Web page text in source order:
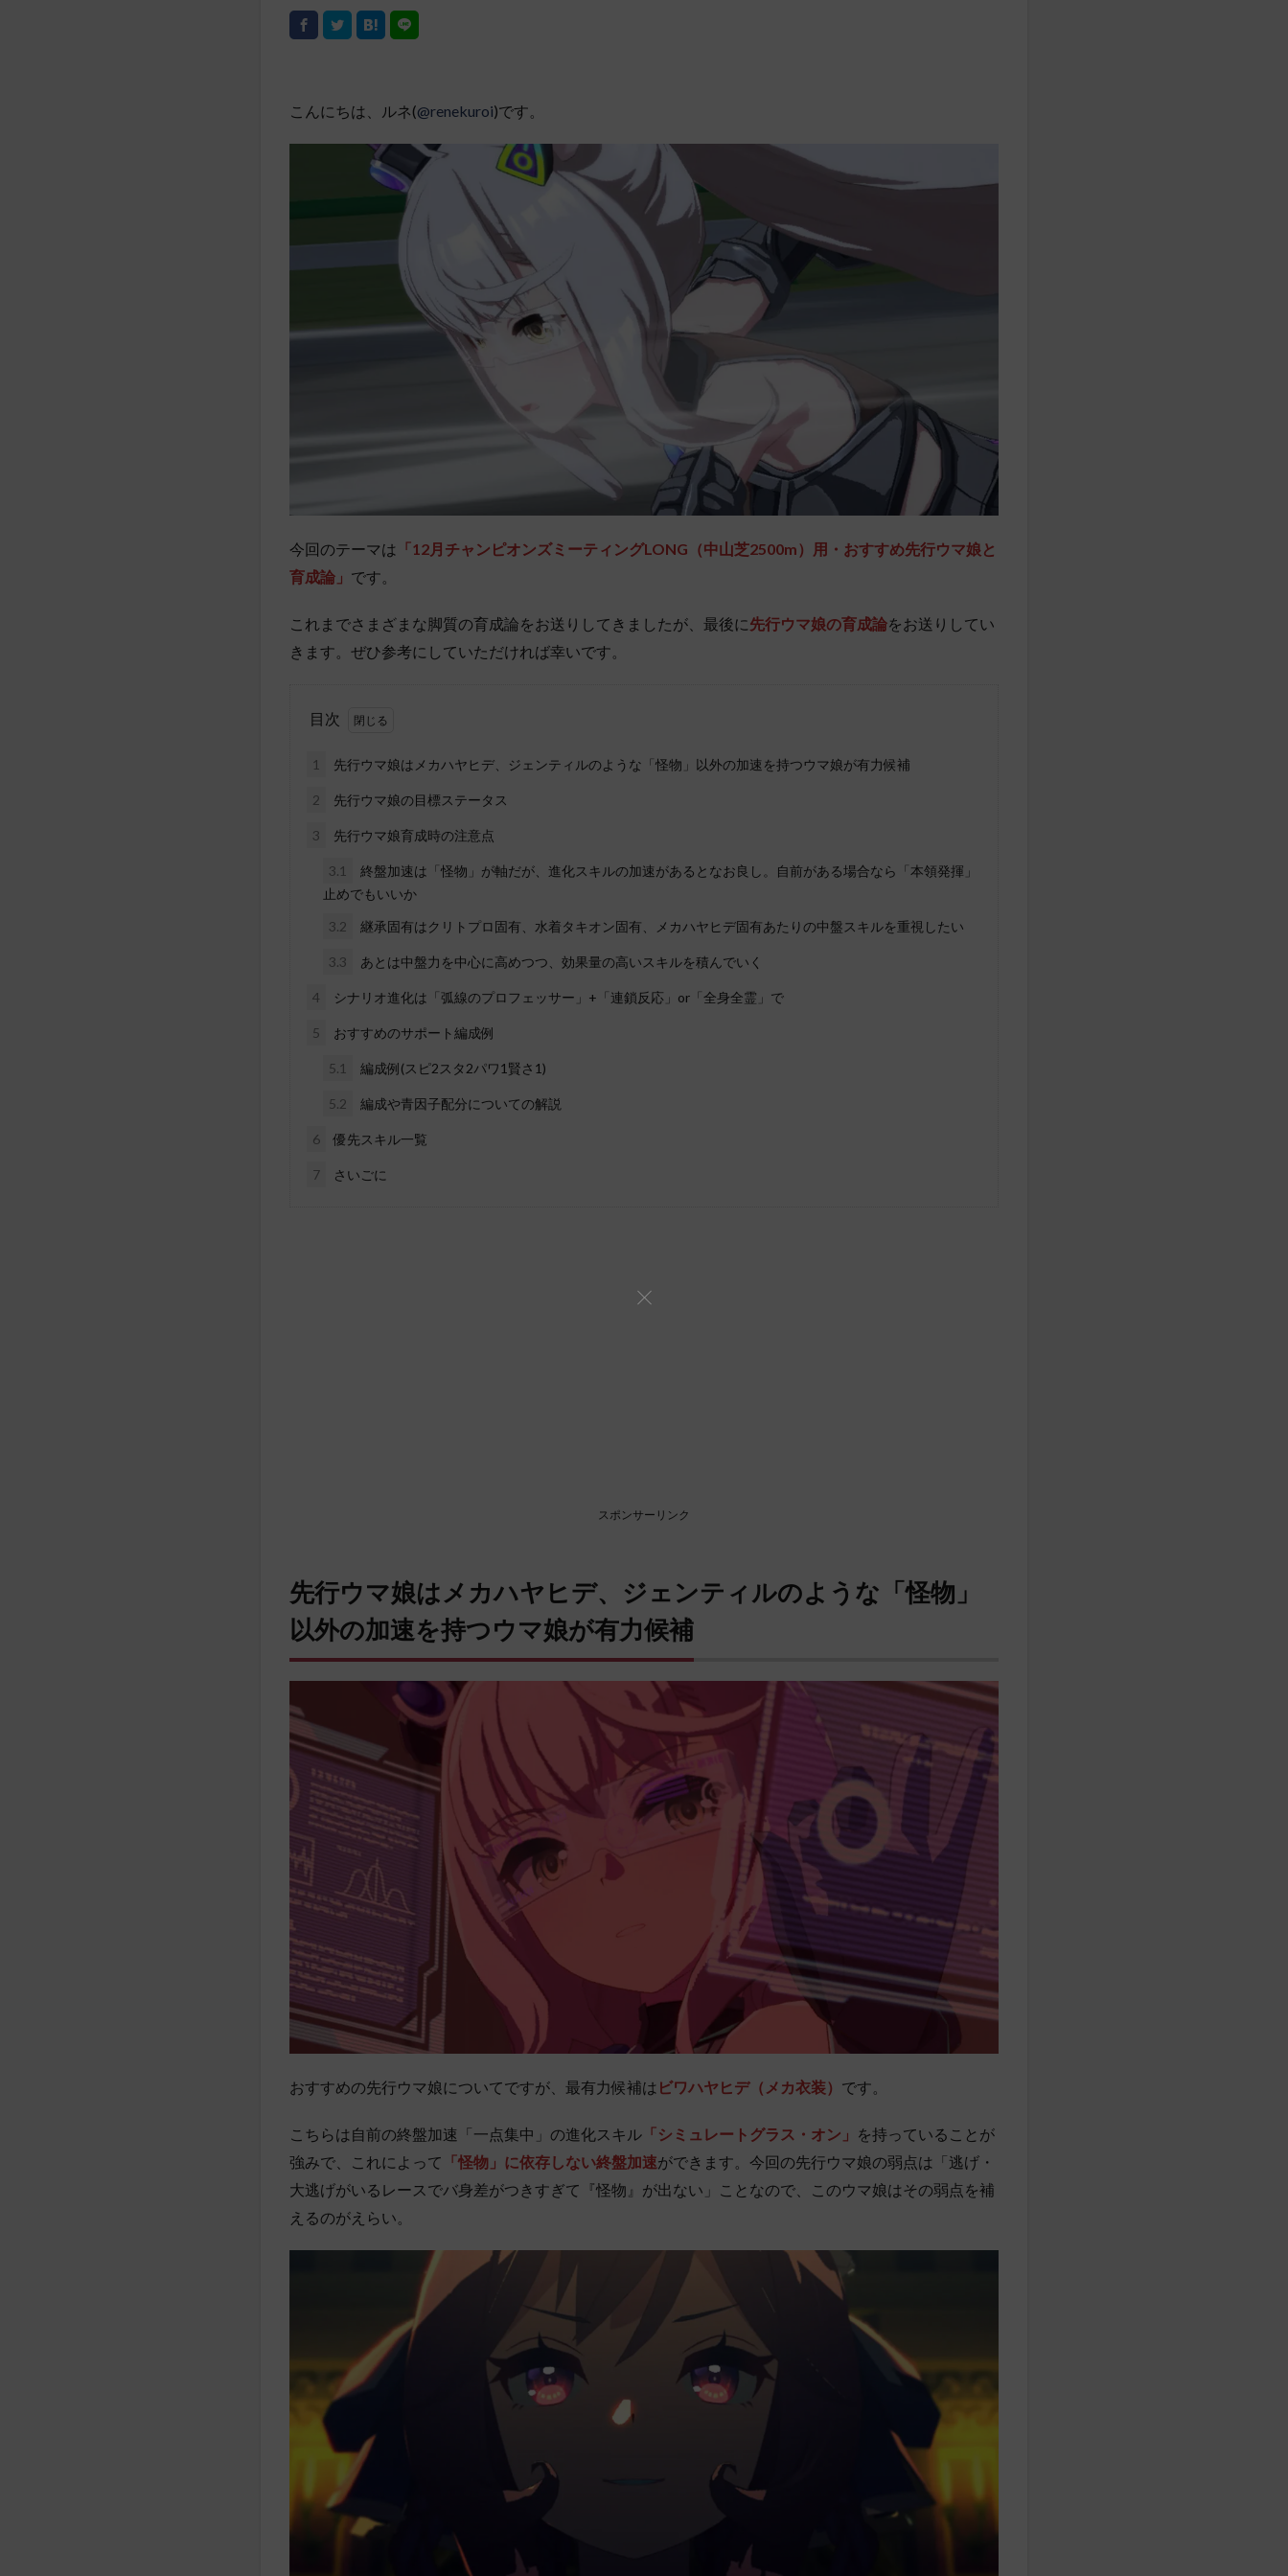
こんにちは、ルネ(@renekuroi)です。
今回のテーマは 「12月チャンピオンズミーティングLONG（中山芝2500m）用・おすすめ先行ウマ娘と
育成論」 です。
これまでさまざまな脚質の育成論をお送りしてきましたが、最後に先行ウマ娘の育成論をお送りしてい
きます。ぜひ参考にしていただければ幸いです。
目次
1 先行ウマ娘はメカハヤヒデ、ジェンティルのような「怪物」以外の加速を持つウマ娘が有力候補
2 先行ウマ娘の目標ステータス
3 先行ウマ娘育成時の注意点
3.1
終盤加速は「怪物」が軸だが、進化スキルの加速があるとなお良し。自前がある場合なら「本領発揮」
止めでもいいか
3.2
継承固有はクリトプロ固有、水着タキオン固有、メカハヤヒデ固有あたりの中盤スキルを重視したい
3.3 あとは中盤力を中心に高めつつ、効果量の高いスキルを積んでいく
4 シナリオ進化は「弧線のプロフェッサー」+「連鎖反応」or「全身全霊」で
5 おすすめのサポート編成例
5.1 編成例(スピ2スタ2パワ1賢さ1)
5.2 編成や青因子配分についての解説
6 優先スキル一覧
7 さいごに
スポンサーリンク
先行ウマ娘はメカハヤヒデ、ジェンティルのような「怪物」
以外の加速を持つウマ娘が有力候補
おすすめの先行ウマ娘についてですが、最有力候補は ビワハヤヒデ（メカ衣装） です。
こちらは自前の終盤加速「一点集中」の進化スキル 「シミュレートグラス・オン」 を持っていることが
強みで、これによって 「怪物」に依存しない終盤加速ができます。今回の先行ウマ娘の弱点は「逃げ・
大逃げがいるレースでバ身差がつきすぎて『怪物』が出ない」ことなので、このウマ娘はその弱点を補
えるのがえらい。